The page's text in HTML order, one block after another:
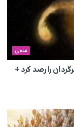
علمی
را رصد کرد +